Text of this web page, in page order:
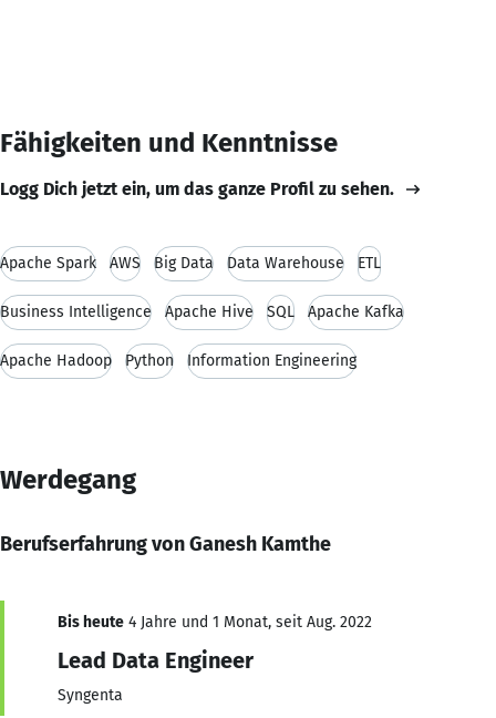
Fähigkeiten und Kenntnisse
Logg Dich jetzt ein, um das ganze Profil zu sehen.
Apache Spark AWS Big Data Data Warehouse ETL
Business Intelligence Apache Hive SQL Apache Kafka
Apache Hadoop Python Information Engineering
Werdegang
Berufserfahrung von Ganesh Kamthe
Bis heute 4 Jahre und 1 Monat, seit Aug. 2022
Lead Data Engineer
Syngenta